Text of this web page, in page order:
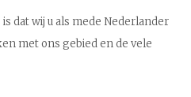
dat wij u als mede Nederlander
met ons gebied en de vele